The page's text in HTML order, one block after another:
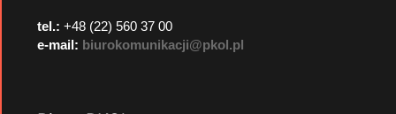
tel.: +48 (22) 560 37 00
e-mail: biurokomunikacji@pkol.pl